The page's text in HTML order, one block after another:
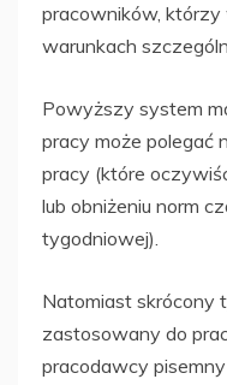
pracowników,
warunkach
Powyższy system
pracy może polegać
pracy (które
lub obniżeniu norm
tygodniowej).
Natomiast skrócony
zastosowany do
pracodawcy